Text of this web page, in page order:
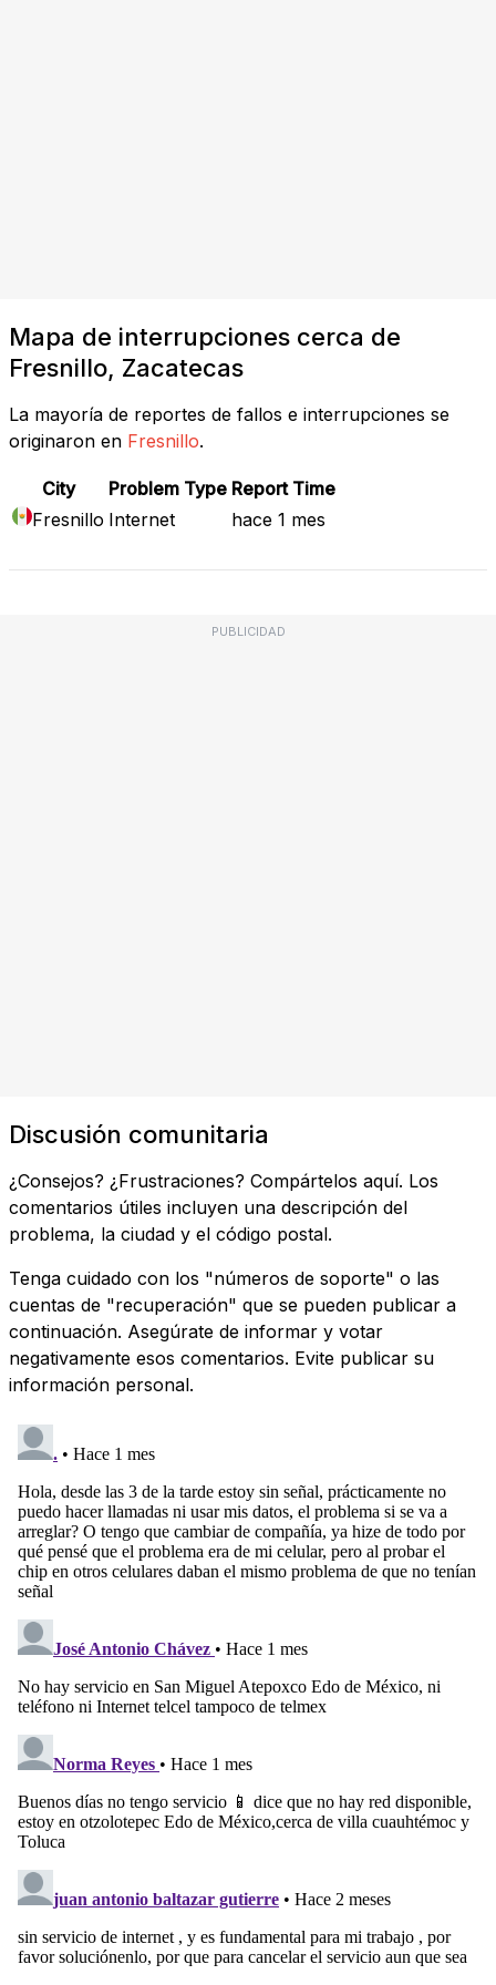
Mapa de interrupciones cerca de
Fresnillo, Zacatecas
La mayoría de reportes de fallos e interrupciones se
originaron en Fresnillo.
City Problem Type Report Time
Fresnillo Internet hace 1 mes
PUBLICIDAD
Discusión comunitaria
¿Consejos? ¿Frustraciones? Compártelos aquí. Los
comentarios útiles incluyen una descripción del
problema, la ciudad y el código postal.
Tenga cuidado con los "números de soporte" o las
cuentas de "recuperación" que se pueden publicar a
continuación. Asegúrate de informar y votar
negativamente esos comentarios. Evite publicar su
información personal.